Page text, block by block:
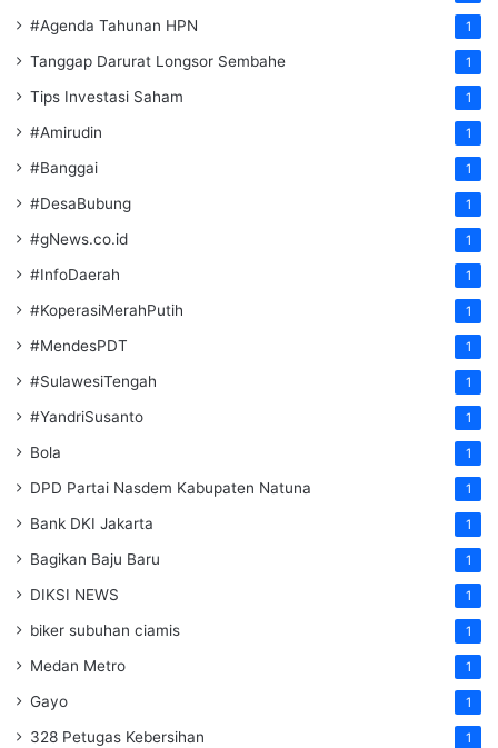
#Agenda Tahunan HPN 1
Tanggap Darurat Longsor Sembahe 1
Tips Investasi Saham 1
#Amirudin 1
#Banggai 1
#DesaBubung 1
#gNews.co.id 1
#InfoDaerah 1
#KoperasiMerahPutih 1
#MendesPDT 1
#SulawesiTengah 1
#YandriSusanto 1
Bola 1
DPD Partai Nasdem Kabupaten Natuna 1
Bank DKI Jakarta 1
Bagikan Baju Baru 1
DIKSI NEWS 1
biker subuhan ciamis 1
Medan Metro 1
Gayo 1
328 Petugas Kebersihan 1